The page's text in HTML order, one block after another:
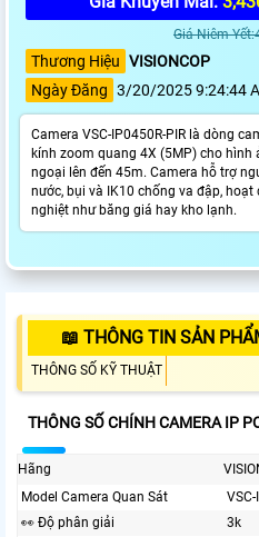
Giá Niêm
Thương Hiệu VISIONCOP
Ngày Đăng 3/20/2025 9:24:44
Camera VSC-IP0450R-PIR là dòng
kính zoom quang 4X (5MP) cho hình
ngoại lên đến 45m. Camera hỗ trợ
nước, bụi và IK10 chống va đập,
nghiệt như băng giá hay kho lạnh.
📖 THÔNG TIN SẢN
THÔNG SỐ KỸ THUẬT
THÔNG SỐ CHÍNH CAMERA IP
Hãng
Model Camera Quan Sát
️👀 Độ phân giải
3k